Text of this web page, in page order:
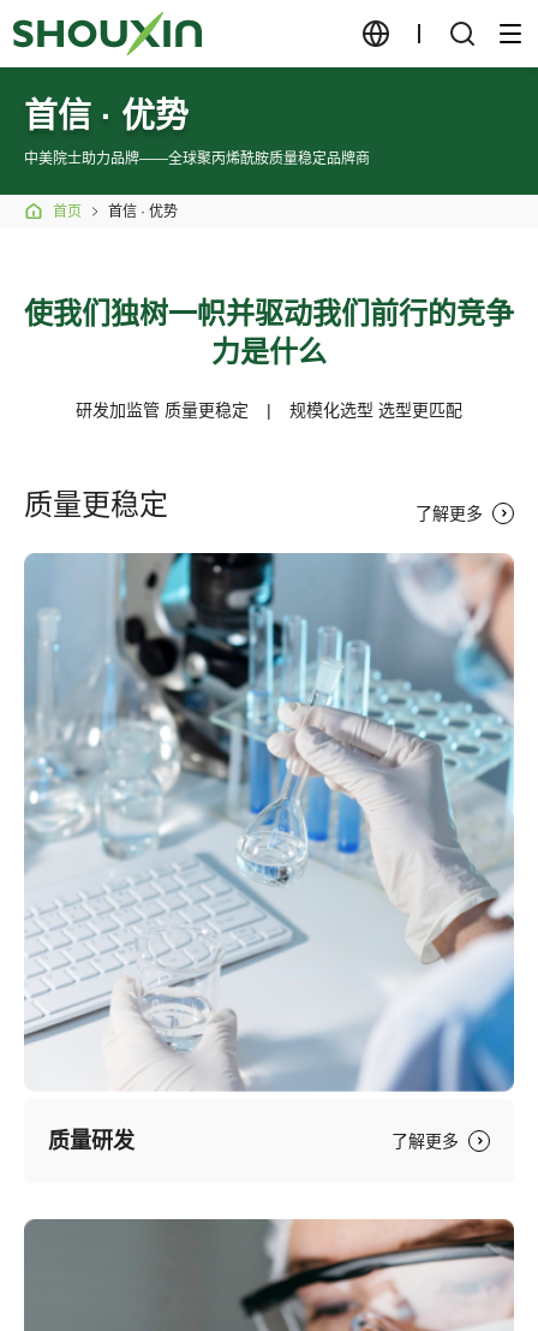
首信 · 优势
中美院士助力品牌——全球聚丙烯酰胺质量稳定品牌商
首页 首信 · 优势
使我们独树一帜并驱动我们前行的竞争
力是什么
研发加监管 质量更稳定 | 规模化选型 选型更匹配
质量更稳定 了解更多
质量研发 了解更多